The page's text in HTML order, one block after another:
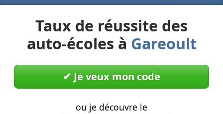
Taux de réussite des
auto-écoles à Gareoult
✔︎ Je veux mon code
ou je découvre le